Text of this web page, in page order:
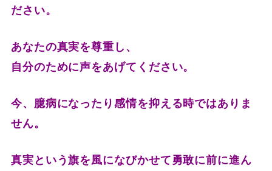
ださい。
あなたの真実を尊重し、
自分のために声をあげてください。
今、臆病になったり感情を抑える時ではありま
せん。
真実という旗を風になびかせて勇敢に前に進ん